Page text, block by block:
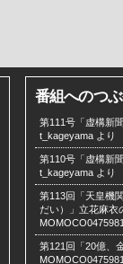
番組へのつ
第111号「虚構新
t_kageyama より
第110号「虚構新
t_kageyama より
第113回「天皇機
だい）」立花麻衣
第121回「20億、